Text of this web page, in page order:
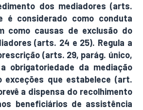
dos mediadores (arts.
é considerado como conduta
como causas de exclusão do
(arts. 24 e 25). Regula a
(arts. 29, parág. único,
obrigatoriedade da mediação
exceções que estabelece (art.
a dispensa do recolhimento
beneficiários de assistência